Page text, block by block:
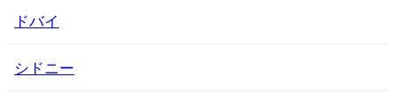
ドバイ
シドニー